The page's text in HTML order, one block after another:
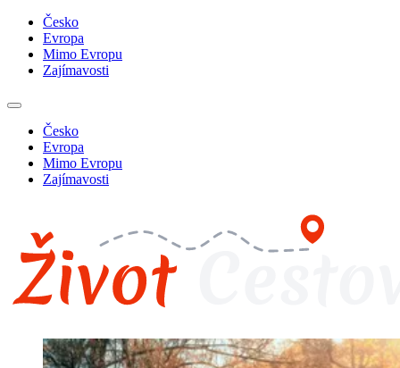
Česko
Evropa
Mimo Evropu
Zajímavosti
Česko
Evropa
Mimo Evropu
Zajímavosti